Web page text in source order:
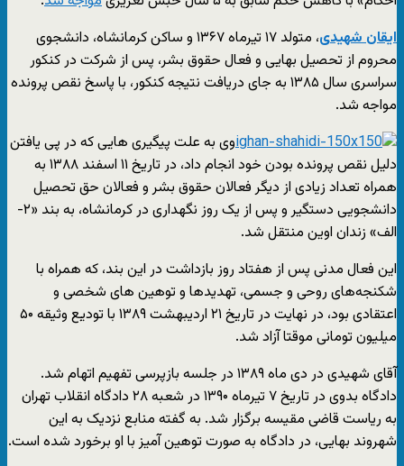
ایقان شهیدی
، متولد ۱۷ تیرماه ۱۳۶۷ و ساکن کرمانشاه، دانشجوی
محروم از تحصیل بهایی و فعال حقوق بشر، پس از شرکت در کنکور
سراسری سال ۱۳۸۵ به جای دریافت نتیجه کنکور، با پاسخ نقص پرونده
مواجه شد.
وی به علت پیگیری هایی که در پی یافتن
دلیل نقص پرونده بودن خود انجام داد، در تاریخ ۱۱ اسفند ۱۳۸۸ به
همراه تعداد زیادی از دیگر فعالان حقوق بشر و فعالان حق تحصیل
دانشجویی دستگیر و پس از یک روز نگهداری در کرمانشاه، به بند «۲-
الف» زندان اوین منتقل شد.
این فعال مدنی پس از هفتاد روز بازداشت در این بند، که همراه با
شکنجه‌های روحی و جسمی، تهدیدها و توهین های شخصی و
اعتقادی بود، در نهایت در تاریخ ۲۱ اردیبهشت ۱۳۸۹ با تودیع وثیقه ۵۰
میلیون تومانی موقتا آزاد شد.
آقای شهیدی در دی ماه ۱۳۸۹ در جلسه بازپرسی تفهیم اتهام شد.
دادگاه بدوی در تاریخ ۷ تیرماه ۱۳۹۰ در شعبه ۲۸ دادگاه انقلاب تهران
به ریاست قاضی مقیسه برگزار شد. به گفته منابع نزدیک به این
شهروند بهایی، در دادگاه به صورت توهین آمیز با او برخورد شده است.